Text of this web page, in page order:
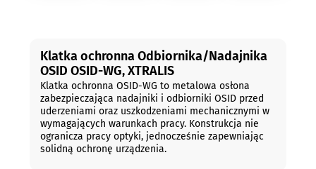
Klatka ochronna Odbiornika/Nadajnika
OSID OSID-WG, XTRALIS
Klatka ochronna OSID-WG to metalowa osłona
zabezpieczająca nadajniki i odbiorniki OSID przed
uderzeniami oraz uszkodzeniami mechanicznymi w
wymagających warunkach pracy. Konstrukcja nie
ogranicza pracy optyki, jednocześnie zapewniając
solidną ochronę urządzenia.